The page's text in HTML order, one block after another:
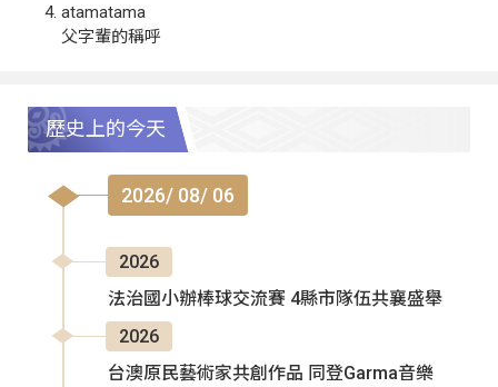
atamatama
父字輩的稱呼
歷史上的今天
2026/ 08/ 06
2026
法治國小辦棒球交流賽 4縣市隊伍共襄盛舉
2026
台澳原民藝術家共創作品 同登Garma音樂